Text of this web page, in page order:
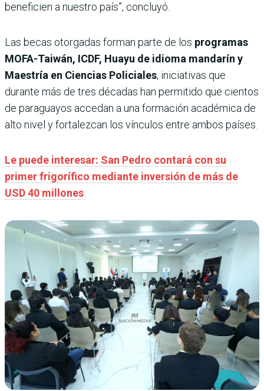
beneficien a nuestro país”, concluyó.
Las becas otorgadas forman parte de los programas
MOFA-Taiwán, ICDF, Huayu de idioma mandarín y
Maestría en Ciencias Policiales, iniciativas que
durante más de tres décadas han permitido que cientos
de paraguayos accedan a una formación académica de
alto nivel y fortalezcan los vínculos entre ambos países.
Le puede interesar: San Pedro contará con su
primer frigorífico mediante inversión de más de
USD 40 millones